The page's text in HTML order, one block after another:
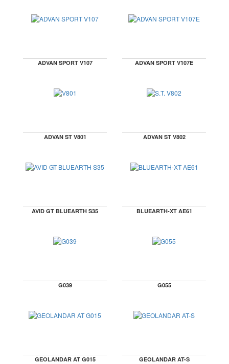
ADVAN SPORT V107 ADVAN SPORT V107E
ADVAN ST V801 ADVAN ST V802
AVID GT BLUEARTH S35 BLUEARTH-XT AE61
G039 G055
GEOLANDAR AT G015 GEOLANDAR AT-S